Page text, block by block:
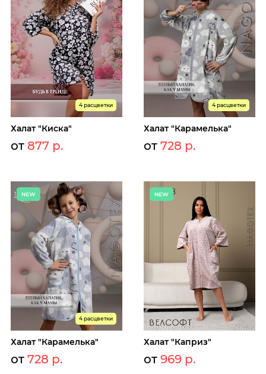
4 расцветки
Халат "Киска"
от 877 р.
4 расцветки
Халат "Карамелька"
от 728 р.
4 расцветки
Халат "Карамелька"
от 728 р.
Халат "Каприз"
от 969 р.